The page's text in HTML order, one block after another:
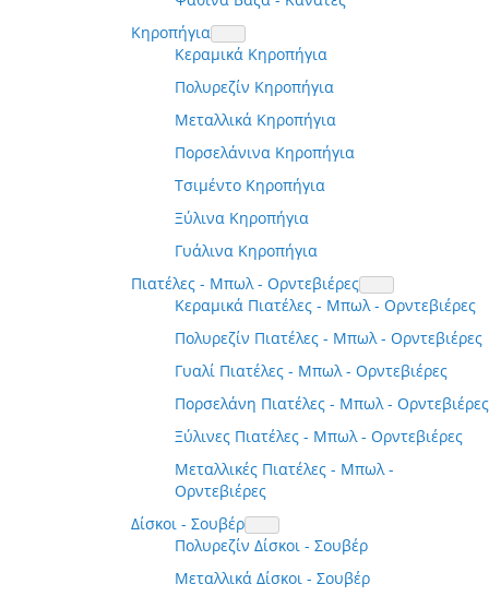
Κηροπήγια
Κεραμικά Κηροπήγια
Πολυρεζίν Κηροπήγια
Μεταλλικά Κηροπήγια
Πορσελάνινα Κηροπήγια
Τσιμέντο Κηροπήγια
Ξύλινα Κηροπήγια
Γυάλινα Κηροπήγια
Πιατέλες - Μπωλ - Ορντεβιέρες
Κεραμικά Πιατέλες - Μπωλ - Ορντεβιέρες
Πολυρεζίν Πιατέλες - Μπωλ - Ορντεβιέρες
Γυαλί Πιατέλες - Μπωλ - Ορντεβιέρες
Πορσελάνη Πιατέλες - Μπωλ - Ορντεβιέρες
Ξύλινες Πιατέλες - Μπωλ - Ορντεβιέρες
Μεταλλικές Πιατέλες - Μπωλ -
Ορντεβιέρες
Δίσκοι - Σουβέρ
Πολυρεζίν Δίσκοι - Σουβέρ
Μεταλλικά Δίσκοι - Σουβέρ